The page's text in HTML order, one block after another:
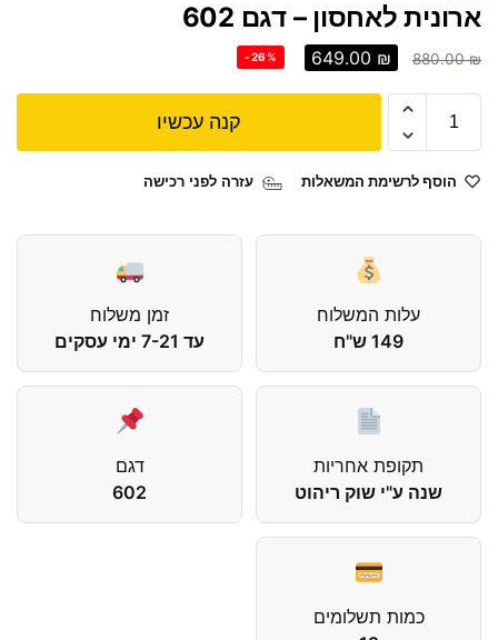
ארונית לאחסון – דגם 602
880.00₪
649.00 ₪
-26%
קנה עכשיו
הוסף לרשימת המשאלות עזרה לפני רכישה
עלות המשלוח
149 ש"ח
זמן משלוח
עד 7-21 ימי עסקים
תקופת אחריות
שנה ע"י שוק ריהוט
דגם
602
כמות תשלומים